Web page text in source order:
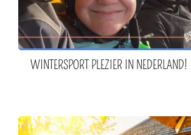
WINTERSPORT PLEZIER IN NEDERLAND!